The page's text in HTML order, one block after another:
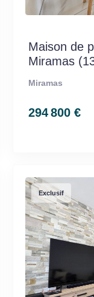
Maison de
Miramas
Miramas
294 800 €
Exclusif